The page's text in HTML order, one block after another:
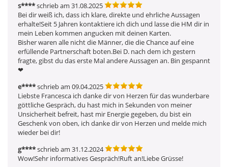
s****schrieb am 31.08.2025
Bei dir weiß ich, dass ich klare, direkte und ehrliche Aussagen
erhalte!Seit 5 Jahren kontaktiere ich dich und lasse die HM dir in
mein Leben kommen angucken mit deinen Karten.
Bisher waren alle nicht die Männer, die die Chance auf eine
erfüllende Partnerschaft boten.Bei D. nach dem ich gestern
fragte, gibst du das erste Mal andere Aussagen an. Bin gespannt
❤ ️
e****schrieb am 09.04.2025
Liebste Francesca ich danke dir von Herzen für das wunderbare
göttliche Gespräch, du hast mich in Sekunden von meiner
Unsicherheit befreit, hast mir Energie gegeben, du bist ein
Geschenk von oben, ich danke dir von Herzen und melde mich
wieder bei dir!
g****schrieb am 31.12.2024
Wow!Sehr informatives Gespräch!Ruft an!Liebe Grüsse!